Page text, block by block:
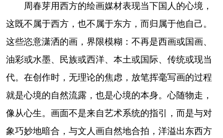
周春芽用西方的绘画媒材表现当下国人的心境，
这既不属于西方，也不属于东方，而归属于他自己。
这些恣意潇洒的画，界限模糊：不再是西画或国画、
油彩或水墨、民族或西洋、本土或国际、传统或现当
代。在创作时，无理论的焦虑，放笔挥毫写画的过程
就是心境的自然流露，也是心境的本身。心随物走，
像从心生。画面不是来自艺术系统的指引，而是与对
象巧妙地暗合，与文人画自然地合拍，洋溢出东西方